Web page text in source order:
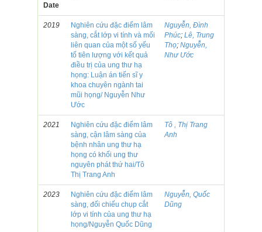
Date
2019
Nghiên cứu đặc điểm lâm
sàng, cắt lớp vi tính và mối
liên quan của một số yếu
tố tiên lượng với kết quả
điều trị của ung thư hạ
họng: Luận án tiến sĩ y
khoa chuyên ngành tai
mũi họng/ Nguyễn Như
Ước
Nguyễn, Đình
Phúc; Lê, Trung
Thọ; Nguyễn,
Như Ước
2021
Nghiên cứu đặc điểm lâm
sàng, cận lâm sàng của
bệnh nhân ung thư hạ
họng có khối ung thư
nguyên phát thứ hai/Tô
Thị Trang Anh
Tô , Thị Trang
Anh
2023
Nghiên cứu đặc điểm lâm
sàng, đối chiếu chụp cắt
lớp vi tính của ung thư hạ
họng/Nguyễn Quốc Dũng
Nguyễn, Quốc
Dũng